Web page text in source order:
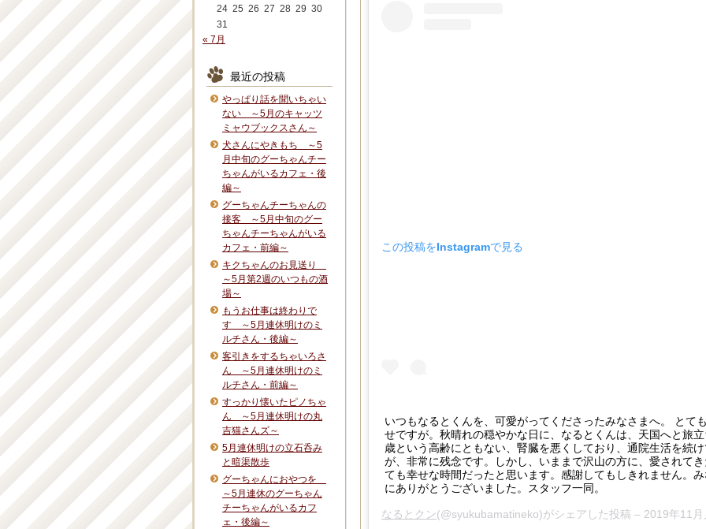
この投稿をInstagramで見る
いつもなるとくんを、可愛がってくださったみなさまへ。 とて
せですが。秋晴れの穏やかな日に、なるとくんは、天国へと旅
歳という高齢にともない、腎臓を悪くしており、通院生活を続
が、非常に残念です。しかし、いままで沢山の方に、愛されて
ても幸せな時間だったと思います。感謝してもしきれません。
にありがとうございました。スタッフ一同。
なるとクン(@syukubamatineko)がシェアした投稿 – 2019年11月月16
24 25 26 27 28 29 30
31
« 7月
最近の投稿
やっぱり話を聞いちゃい
ない ～5月のキャッツ
ミャウブックスさん～
犬さんにやきもち ～5
月中旬のグーちゃんチー
ちゃんがいるカフェ・後
編～
グーちゃんチーちゃんの
接客 ～5月中旬のグー
ちゃんチーちゃんがいる
カフェ・前編～
キクちゃんのお見送り
～5月第2週のいつもの酒
場～
もうお仕事は終わりで
す ～5月連休明けのミ
ルチさん・後編～
客引きをするちゃいろさ
ん ～5月連休明けのミ
ルチさん・前編～
すっかり懐いたピノちゃ
ん ～5月連休明けの丸
吉猫さんズ～
5月連休明けの立石呑み
と暗渠散歩
グーちゃんにおやつを
～5月連休のグーちゃん
チーちゃんがいるカフ
ェ・後編～